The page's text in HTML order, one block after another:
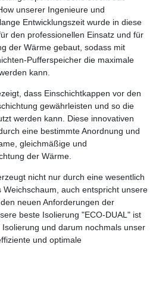
unserer Ingenieure und
Entwicklungszeit wurde in diese
den professionellen Einsatz und für
der Wärme gebaut, sodass mit
Pufferspeicher die maximale
kann.
dass Einschichtkappen vor den
gewährleisten und so die
werden kann. Diese innovativen
eine bestimmte Anordnung und
gleichmäßige und
der Wärme.
nicht nur durch eine wesentlich
Weichschaum, auch entspricht unsere
neuen Anforderungen der
beste Isolierung "ECO-DUAL" ist
und darum nochmals unser
und optimale